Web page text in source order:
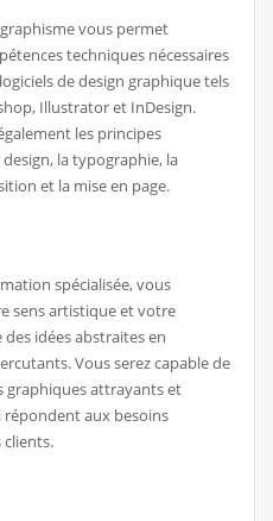
vous permet
techniques nécessaires
de design graphique tels
Illustrator et InDesign.
les principes
la typographie, la
et la mise en page.
spécialisée, vous
sens artistique et votre
idées abstraites en
Vous serez capable de
graphiques attrayants et
répondent aux besoins
clients.